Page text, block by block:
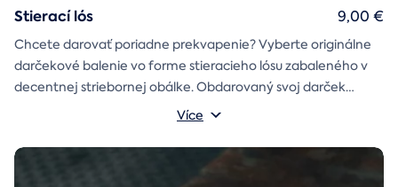
Stierací lós
Chcete darovať poriadne prekvapenie? Vyberte originálne
darčekové balenie vo forme stieracieho lósu zabaleného v
decentnej striebornej obálke. Obdarovaný svoj darček
objaví až po chvíľke napätia počas stierania. Jedno je isté, u
Více
9,00 €